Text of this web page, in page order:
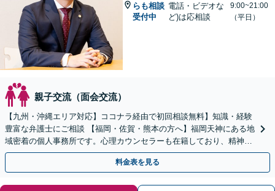
らも相談
受付中
電話・ビデオな
ど)は応相談
9:00~21:00
（平日）
親子交流（面会交流）
【九州・沖縄エリア対応】ココナラ経由で初回相談無料】知識・経験
豊富な弁護士にご相談 【福岡・佐賀・熊本の方へ】福岡天神にある地
域密着の個人事務所です。心理カウンセラーも在籍しており、精神的
に不安な方にも安心してご相談頂けます
料金表を見る